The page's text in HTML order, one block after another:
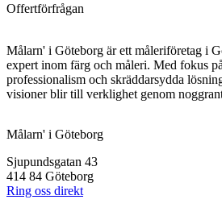
Offertförfrågan
Målarn' i Göteborg är ett måleriföretag i
expert inom färg och måleri. Med fokus
professionalism och skräddarsydda
visioner blir till verklighet genom
Målarn' i Göteborg
Sjupundsgatan 43
414 84 Göteborg
Ring oss direkt